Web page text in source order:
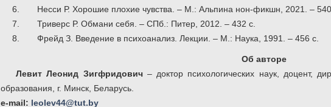
Несси Р. Хорошие плохие чувства. – М.: Альпина нон-фикшн, 2021. – 540
Триверс Р. Обмани себя. – СПб.: Питер, 2012. – 432 с.
Фрейд З. Введение в психоанализ. Лекции. – М.: Наука, 1991. – 456 с.
Об авторе
Левит Леонид Зигфридович– доктор психологических наук, доцент,
образования, г. Минск, Беларусь.
e-mail: leolev44@tut.by